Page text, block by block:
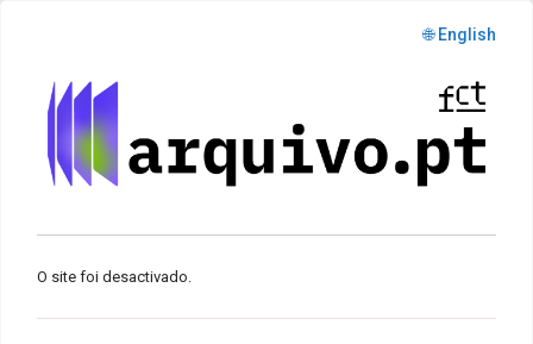
🌐 English
O site foi desactivado.